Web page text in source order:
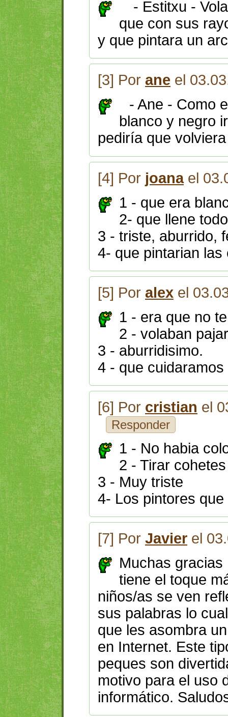
- Estitxu -
que con sus
y que pintara un
[3] Por ane el
- Ane - Como
blanco y negro
pediría que
[4] Por joanael
1 - que era
2- que llene
3 - triste, aburrido,
4- que pintarian las
[5] Por alex el
1 - era que no
2 - volaban
3 - aburridisimo.
4 - que
[6] Por cristian el
Responder
1 - No habia
2 - Tirar
3 - Muy triste
4- Los pintores
[7] Por Javier el
Muchas
tiene el toque
niños/as se ven
sus palabras lo
que les asombra
en Internet. Este
peques son
motivo para el uso
informático.